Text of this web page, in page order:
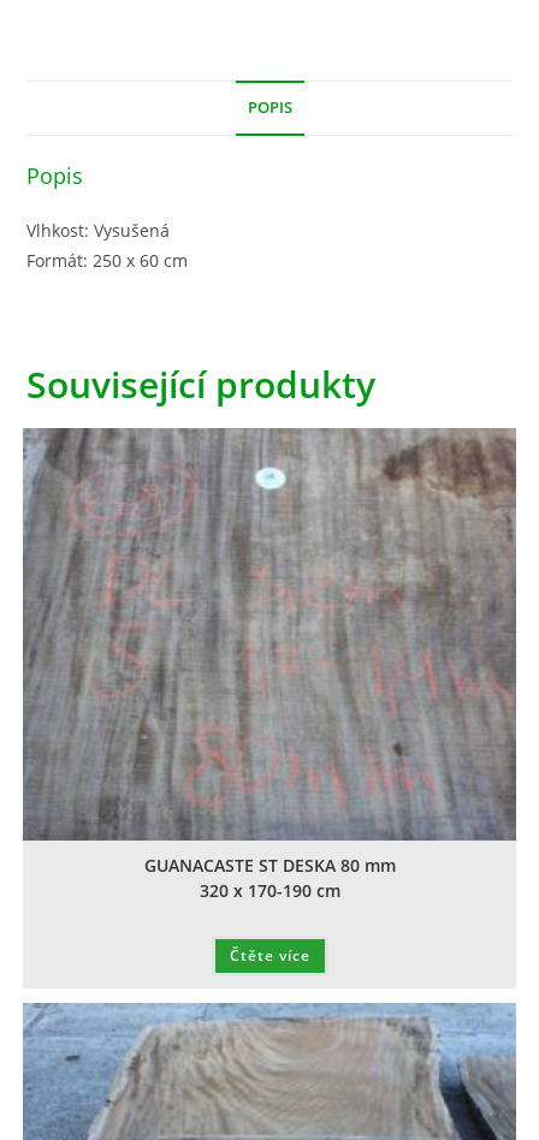
POPIS
Popis
Vlhkost: Vysušená
Formát: 250 x 60 cm
Související produkty
GUANACASTE ST DESKA 80 mm
320 x 170-190 cm
Čtěte více